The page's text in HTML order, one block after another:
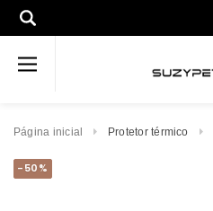
Página inicial Protetor térmico
-50%